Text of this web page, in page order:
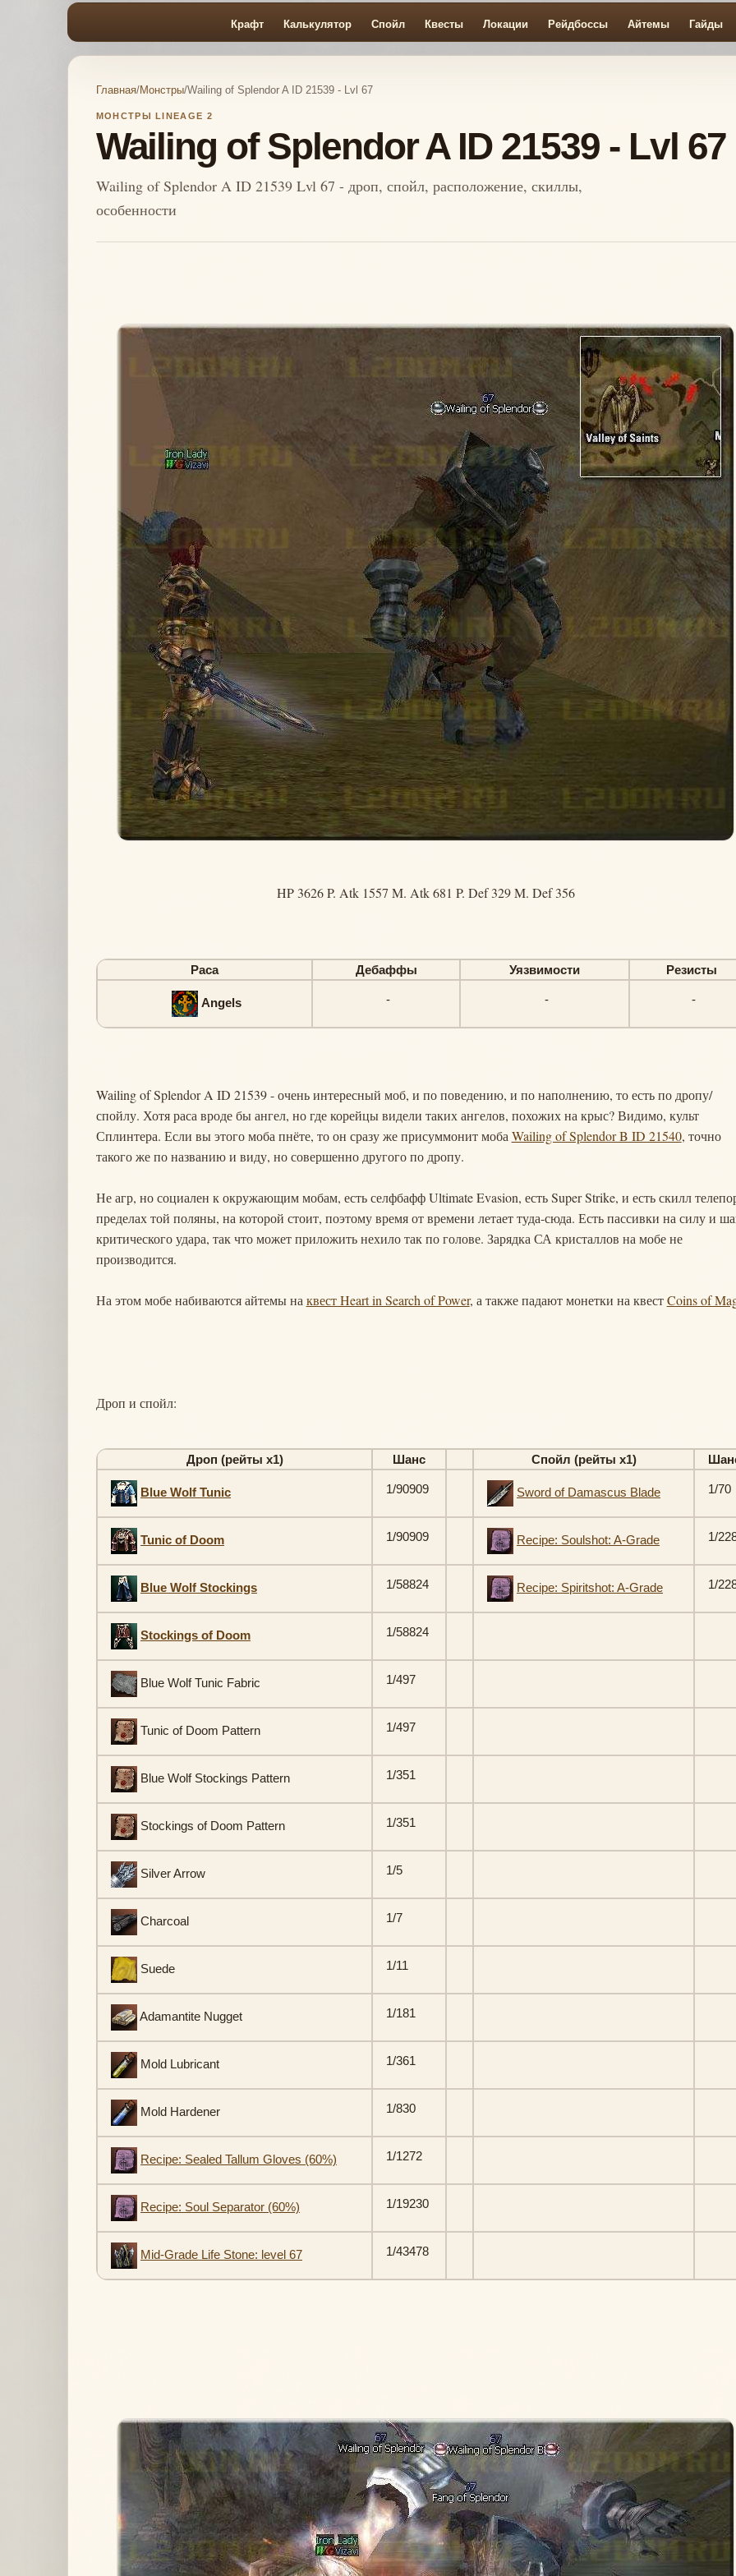
Крафт Калькулятор Спойл Квесты Локации Рейдбоссы Айтемы Гайды
Главная/Монстры/Wailing of Splendor A ID 21539 - Lvl 67
МОНСТРЫ LINEAGE 2
Wailing of Splendor A ID 21539 - Lvl 67
Wailing of Splendor A ID 21539 Lvl 67 - дроп, спойл, расположение, скиллы,
особенности
HP 3626 P. Atk 1557 M. Atk 681 P. Def 329 M. Def 356
Раса Дебаффы Уязвимости Резисты
Angels - - -
Wailing of Splendor A ID 21539 - очень интересный моб, и по поведению, и по наполнению, то есть по дропу/
спойлу. Хотя раса вроде бы ангел, но где корейцы видели таких ангелов, похожих на крыс? Видимо, культ
Сплинтера. Если вы этого моба пнёте, то он сразу же присуммонит моба Wailing of Splendor B ID 21540, точно
такого же по названию и виду, но совершенно другого по дропу.
Не агр, но социален к окружающим мобам, есть селфбафф Ultimate Evasion, есть Super Strike, и есть скилл
пределах той поляны, на которой стоит, поэтому время от времени летает туда-сюда. Есть пассивки на силу и
критического удара, так что может приложить нехило так по голове. Зарядка СА кристаллов на мобе не
производится.
На этом мобе набиваются айтемы на квест Heart in Search of Power, а также падают монетки на квестCoins of
Дроп и спойл:
Дроп (рейты х1) Шанс Спойл (рейты х1)
Blue Wolf Tunic 1/90909 Sword of Damascus Blade 1/70
Tunic of Doom 1/90909 Recipe: Soulshot: A-Grade 1/
Blue Wolf Stockings 1/58824 Recipe: Spiritshot: A-Grade 1/
Stockings of Doom 1/58824
Blue Wolf Tunic Fabric 1/497
Tunic of Doom Pattern 1/497
Blue Wolf Stockings Pattern 1/351
Stockings of Doom Pattern 1/351
Silver Arrow 1/5
Charcoal 1/7
Suede 1/11
Adamantite Nugget 1/181
Mold Lubricant 1/361
Mold Hardener 1/830
Recipe: Sealed Tallum Gloves (60%) 1/1272
Recipe: Soul Separator (60%) 1/19230
Mid-Grade Life Stone: level 67 1/43478